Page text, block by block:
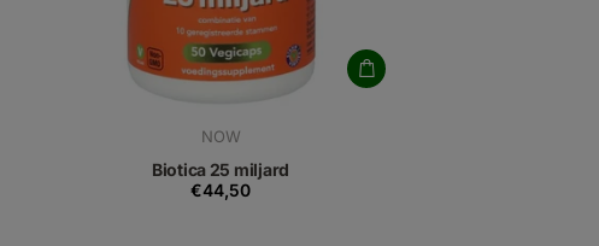
NOW
Biotica 25 miljard
€44,50